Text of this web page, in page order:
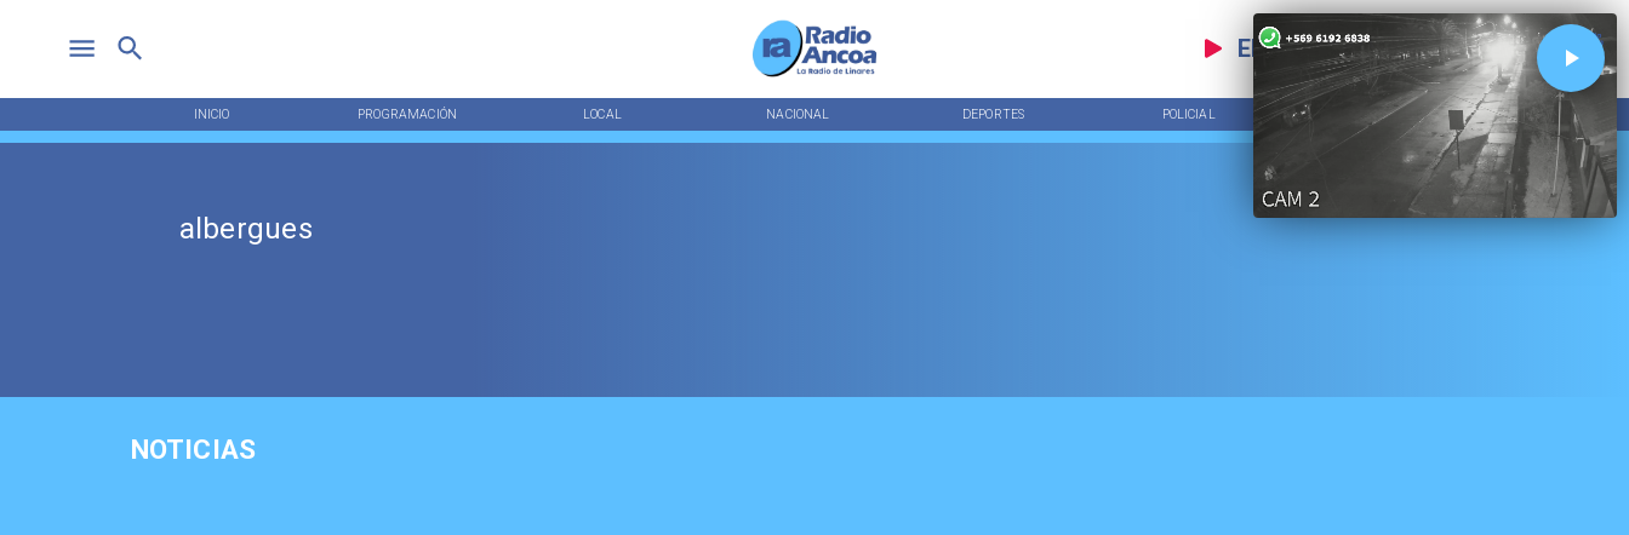
EN VIVO
INICIO PROGRAMACIÓN LOCAL NACIONAL DEPORTES POLICIAL TENDENCIAS
albergues
NOTICIAS